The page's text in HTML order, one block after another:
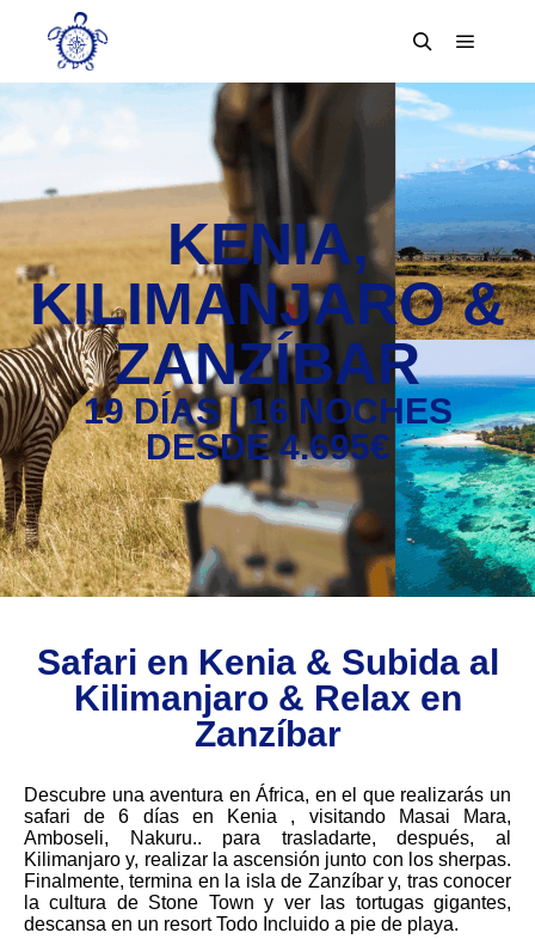
KENIA,
KILIMANJARO &
ZANZÍBAR
19 DÍAS | 16 NOCHES
DESDE 4.695€
Safari en Kenia & Subida al
Kilimanjaro & Relax en
Zanzíbar
Descubre una aventura en África, en el que realizarás un
safari de 6 días en Kenia , visitando Masai Mara,
Amboseli, Nakuru.. para trasladarte, después, al
Kilimanjaro y, realizar la ascensión junto con los sherpas.
Finalmente, termina en la isla de Zanzíbar y, tras conocer
la cultura de Stone Town y ver las tortugas gigantes,
descansa en un resort Todo Incluido a pie de playa.